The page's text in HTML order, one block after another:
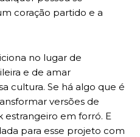
coração partido e a
no lugar de
e de amar
cultura. Se há algo que é
versões de
estrangeiro em forró. E
para esse projeto com